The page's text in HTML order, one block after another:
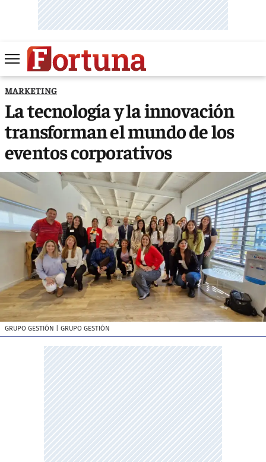
MARKETING
La tecnología y la innovación
transforman el mundo de los
eventos corporativos
GRUPO GESTIÓN | GRUPO GESTIÓN